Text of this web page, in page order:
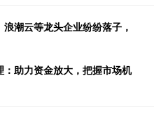
潮云等龙头企业纷纷落子，
助力资金放大，把握市场机